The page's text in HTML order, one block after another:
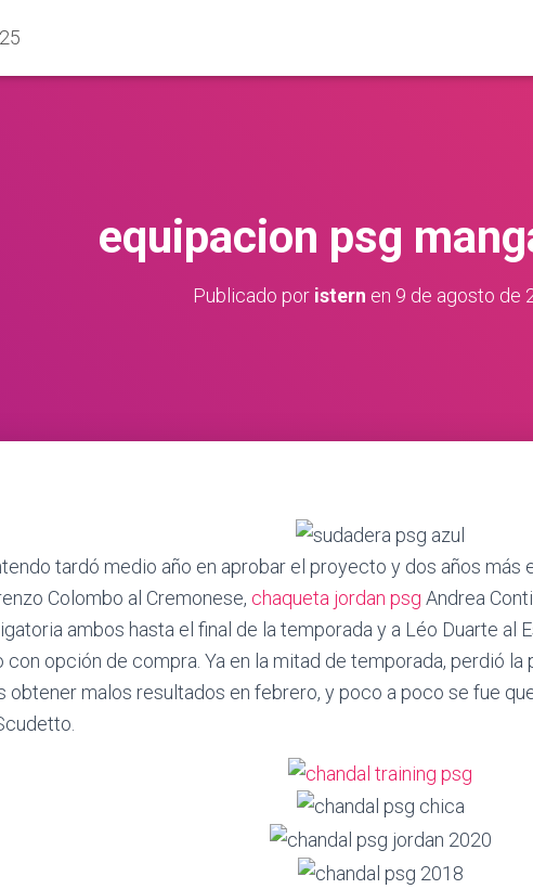
equipacion psg
Publicado por istern en 9 de agosto de
tardó medio año en aprobar el proyecto y dos años más
Colombo al Cremonese, chaqueta jordan psg Andrea
ambos hasta el final de la temporada y a Léo Duarte al
con opción de compra. Ya en la mitad de temporada, perdió
obtener malos resultados en febrero, y poco a poco se fue